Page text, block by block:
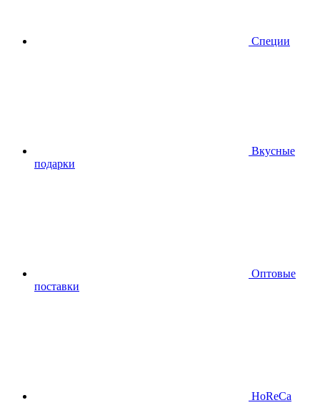
Специи
Вкусные
подарки
Оптовые
поставки
HoReCa